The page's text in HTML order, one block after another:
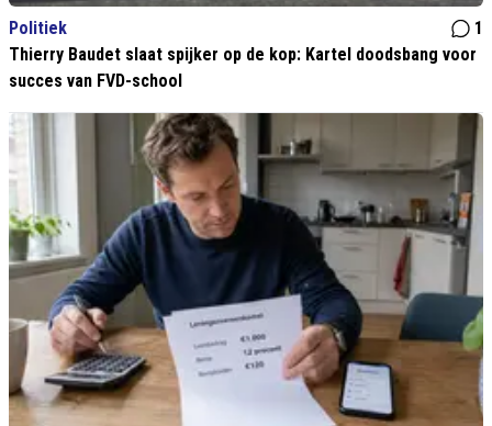
Politiek
1
Thierry Baudet slaat spijker op de kop: Kartel doodsbang voor
succes van FVD-school